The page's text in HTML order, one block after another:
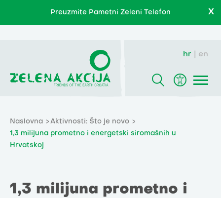
Preuzmite Pametni Zeleni Telefon X
hr en
Naslovna
Aktivnosti: Što je novo
1,3 milijuna prometno i energetski siromašnih u
Hrvatskoj
1,3 milijuna prometno i